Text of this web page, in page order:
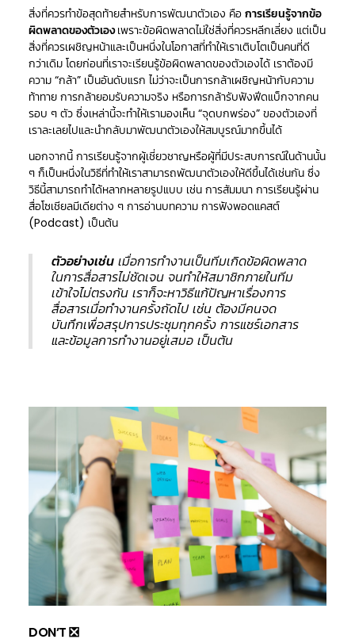
สิ่งที่ควรทำข้อสุดท้ายสำหรับการพัฒนาตัวเอง คือ การเรียนรู้จากข้อ
ผิดพลาดของตัวเองเพราะข้อผิดพลาดไม่ใช่สิ่งที่ควรหลีกเลี่ยง แต่เป็น
สิ่งที่ควรเผชิญหน้าและเป็นหนึ่งในโอกาสที่ทำให้เราเติบโตเป็นคนที่ดี
กว่าเดิม โดยก่อนที่เราจะเรียนรู้ข้อผิดพลาดของตัวเองได้ เราต้องมี
ความ “กล้า” เป็นอันดับแรก ไม่ว่าจะเป็นการกล้าเผชิญหน้ากับความ
ท้าทาย การกล้ายอมรับความจริง หรือการกล้ารับฟังฟีดแบ็กจากคน
รอบ ๆ ตัว ซึ่งเหล่านี้จะทำให้เรามองเห็น “จุดบกพร่อง” ของตัวเองที่
เราละเลยไปและนำกลับมาพัฒนาตัวเองให้สมบูรณ์มากขึ้นได้
นอกจากนี้ การเรียนรู้จากผู้เชี่ยวชาญหรือผู้ที่มีประสบการณ์ในด้านนั้น
ๆ ก็เป็นหนึ่งในวิธีที่ทำให้เราสามารถพัฒนาตัวเองให้ดีขึ้นได้เช่นกัน ซึ่ง
วิธีนี้สามารถทำได้หลากหลายรูปแบบ เช่น การสัมมนา การเรียนรู้ผ่าน
สื่อโซเชียลมีเดียต่าง ๆ การอ่านบทความ การฟังพอดแคสต์
(Podcast) เป็นต้น
ตัวอย่างเช่น เมื่อการทำงานเป็นทีมเกิดข้อผิดพลาด
ในการสื่อสารไม่ชัดเจน จนทำให้สมาชิกภายในทีม
เข้าใจไม่ตรงกัน เราก็จะหาวิธีแก้ปัญหาเรื่องการ
สื่อสารเมื่อทำงานครั้งถัดไป เช่น ต้องมีคนจด
บันทึกเพื่อสรุปการประชุมทุกครั้ง การแชร์เอกสาร
และข้อมูลการทำงานอยู่เสมอ เป็นต้น
DON’T ❎